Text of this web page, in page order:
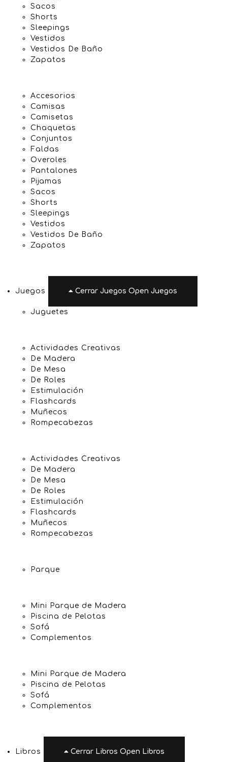
Sacos
Shorts
Sleepings
Vestidos
Vestidos De Baño
Zapatos
Accesorios
Camisas
Camisetas
Chaquetas
Conjuntos
Faldas
Overoles
Pantalones
Pijamas
Sacos
Shorts
Sleepings
Vestidos
Vestidos De Baño
Zapatos
Juegos Cerrar Juegos Open Juegos
Juguetes
Actividades Creativas
De Madera
De Mesa
De Roles
Estimulación
Flashcards
Muñecos
Rompecabezas
Actividades Creativas
De Madera
De Mesa
De Roles
Estimulación
Flashcards
Muñecos
Rompecabezas
Parque
Mini Parque de Madera
Piscina de Pelotas
Sofá
Complementos
Mini Parque de Madera
Piscina de Pelotas
Sofá
Complementos
Libros Cerrar Libros Open Libros